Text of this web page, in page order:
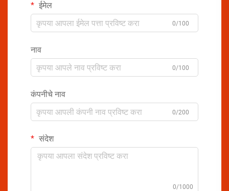
ईमेल
0/100
नाव
0/100
कंपनीचे नाव
0/200
संदेश
0/1000